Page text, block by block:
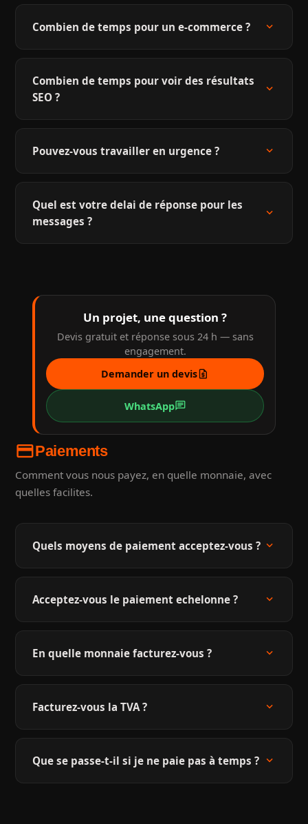
Combien de temps pour un e-commerce ? expand_more
Combien de temps pour voir des résultats
SEO ?
expand_more
Pouvez-vous travailler en urgence ? expand_more
Quel est votre delai de réponse pour les
messages ?
expand_more
Un projet, une question ?
Devis gratuit et réponse sous 24 h — sans
engagement.
Demander un devisrequest_quote
WhatsAppchat
credit_cardPaiements
Comment vous nous payez, en quelle monnaie, avec
quelles facilites.
Quels moyens de paiement acceptez-vous ? expand_more
Acceptez-vous le paiement echelonne ? expand_more
En quelle monnaie facturez-vous ? expand_more
Facturez-vous la TVA ? expand_more
Que se passe-t-il si je ne paie pas à temps ? expand_more